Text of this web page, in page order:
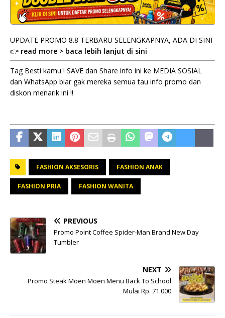
UPDATE PROMO 8.8 TERBARU SELENGKAPNYA, ADA DI SINI
👉 read more > baca lebih lanjut di sini
Tag Besti kamu ! SAVE dan Share info ini ke MEDIA SOSIAL
dan WhatsApp biar gak mereka semua tau info promo dan
diskon menarik ini !!
FASHION AKSESORIS FASHION ANAK
FASHION PRIA FASHION WANITA
PREVIOUS
Promo Point Coffee Spider-Man Brand New Day
Tumbler
NEXT
Promo Steak Moen Moen Menu Back To School
Mulai Rp. 71.000